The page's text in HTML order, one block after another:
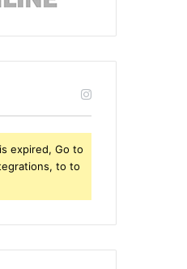
expired, Go to
to to